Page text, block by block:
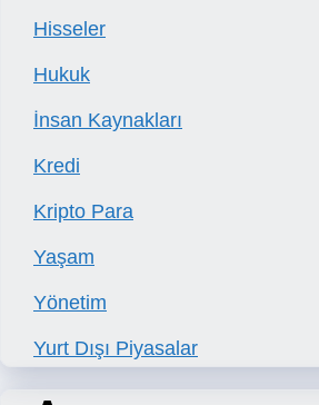
Hisseler
Hukuk
İnsan Kaynakları
Kredi
Kripto Para
Yaşam
Yönetim
Yurt Dışı Piyasalar